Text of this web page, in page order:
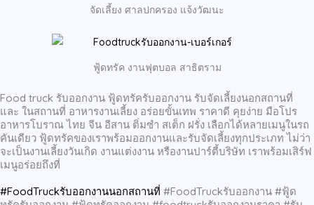
จัดเลี้ยง ศาลปกครอง แจ้งวัฒนะ
ฟู้ดทรัค งานฟุตบอล สาธิตราม
Food truck รับออกงาน ฟู้ดทรัครับออกงาน รับจัดเลี้ยงนอกสถานที่
และ ในสถานที่ อาหารงานเลี้ยง อร่อยขั้นเทพ ราคาดี คุยง่าย มือโปร
อาหารโบราณ ไทย จีน อีสาน ติ่มซำ สเต็ก ฝรั่ง เลือกได้หลายเมนูในรถ
คันเดียว ฟู้ดทรัคของเราพร้อมออกงานและรับจัดเลี้ยงทุกประเภท ไม่ว่า
จะเป็นงานเลี้ยงวันเกิด งานแต่งงาน หรืองานปาร์ตี้บริษัท เราพร้อมเสิร์ฟ
เมนูอร่อยถึงที่
#FoodTruckรับออกงานนอกสถานที่ #FoodTruckรับออกงาน #ฟู้ด